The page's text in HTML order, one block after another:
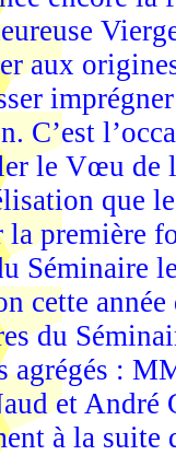
aux
C’est
le Vœu de
que
première
Séminaire
cette
du
agrégés :
et André
à la suite